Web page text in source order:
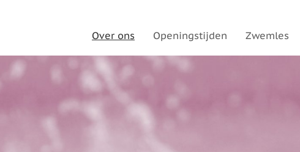
Over ons Openingstijden Zwemles